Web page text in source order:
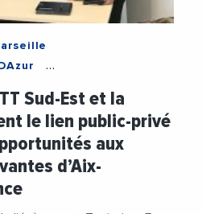
#JeanLucChauvin
Sud-Est et la
le lien public-privé
aux
d’Aix-